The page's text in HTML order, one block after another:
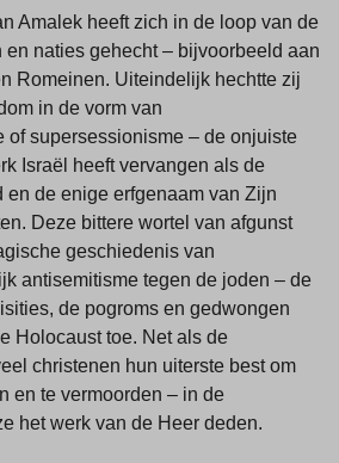
Amalek heeft zich in de loop van de
naties gehecht – bijvoorbeeld aan
Romeinen. Uiteindelijk hechtte zij
in de vorm van
of supersessionisme – de onjuiste
Israël heeft vervangen als de
en de enige erfgenaam van Zijn
Deze bittere wortel van afgunst
geschiedenis van
antisemitisme tegen de joden – de
de pogroms en gedwongen
Holocaust toe. Net als de
christenen hun uiterste best om
en te vermoorden – in de
het werk van de Heer deden.